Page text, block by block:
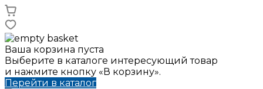
Ваша корзина пуста
Выберите в каталоге интересующий товар
и нажмите кнопку «В корзину».
Перейти в каталог